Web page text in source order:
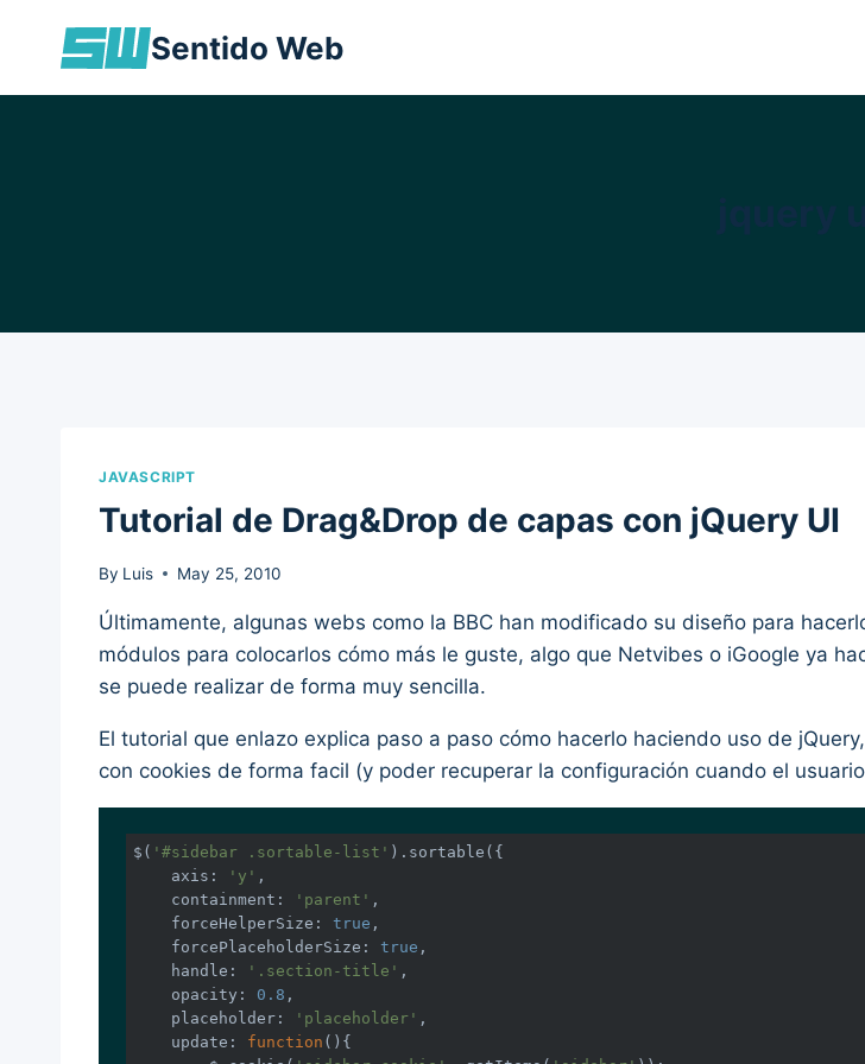
Sentido Web
JAVASCRIPT
Tutorial de Drag&Drop de capas con jQuery UI
By Luis May 25, 2010
Últimamente, algunas webs como la BBC han modificado su diseño para
módulos para colocarlos cómo más le guste, algo que Netvibes o iGoogle ya
se puede realizar de forma muy sencilla.
El tutorial que enlazo explica paso a paso cómo hacerlo haciendo uso de
con cookies de forma facil (y poder recuperar la configuración cuando el
$( '#sidebar .sortable-list' ).sortable({
axis : 'y' ,
containment : 'parent' ,
forceHelperSize : true ,
forcePlaceholderSize : true ,
handle : '.section-title' ,
opacity : 0.8 ,
placeholder: 'placeholder' ,
update : function ( ) {